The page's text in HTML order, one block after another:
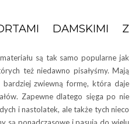
DAMSKIMI Z
są tak samo popularne jak
też niedawno pisałyśmy. Mają
bardziej zwiewną formę, która daje
Zapewne dlatego sięga po nie
i nastolatek, ale także tych nieco